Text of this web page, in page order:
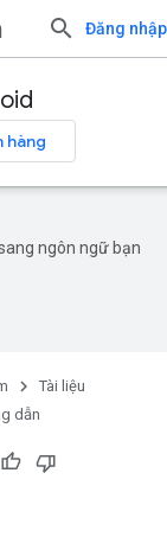
Đăng nhập
hàng
ngôn ngữ bạn
Tài liệu
dẫn